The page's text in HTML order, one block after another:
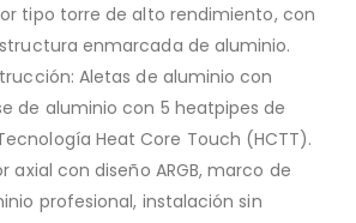
tipo torre de alto rendimiento, con
enmarcada de aluminio.
Aletas de aluminio con
de aluminio con 5 heatpipes de
Heat Core Touch (HCTT).
axial con diseño ARGB, marco de
profesional, instalación sin